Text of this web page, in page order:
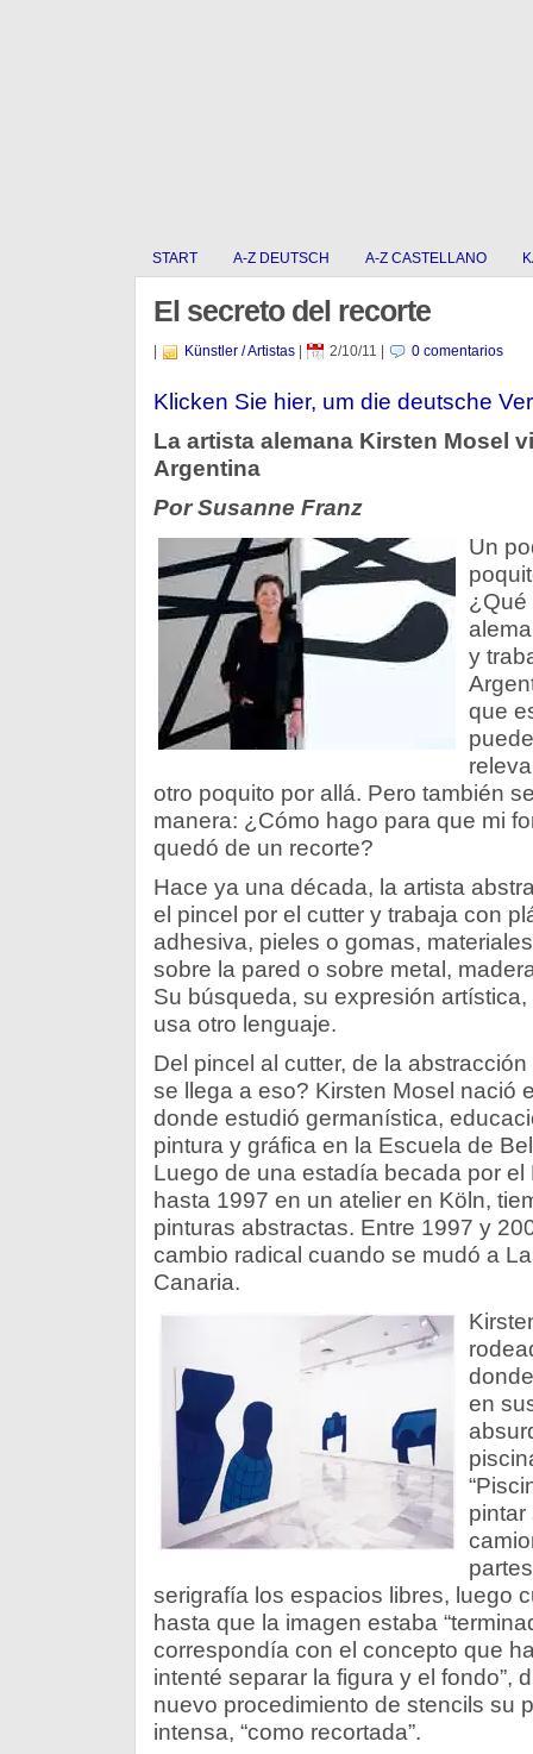
START A-Z DEUTSCH A-Z CASTELLANO
El secreto del recorte
Künstler / Artistas| 2/10/11 0 comentarios
Klicken Sie hier, um die deutsche
La artista alemana Kirsten Mosel
Argentina
Por Susanne Franz
Un
¿Qué
y
que
otro poquito por allá. Pero también
manera: ¿Cómo hago para que mi
quedó de un recorte?
Hace ya una década, la artista
el pincel por el cutter y trabaja con
adhesiva, pieles o gomas,
sobre la pared o sobre metal,
Su búsqueda, su expresión
usa otro lenguaje.
Del pincel al cutter, de la
se llega a eso? Kirsten Mosel nació
donde estudió germanística,
pintura y gráfica en la Escuela de
Luego de una estadía becada por el
hasta 1997 en un atelier en Köln,
pinturas abstractas. Entre 1997 y
cambio radical cuando se mudó a
Canaria.
en
pintar
serigrafía los espacios libres, luego
hasta que la imagen estaba
correspondía con el concepto que
intenté separar la figura y el fondo”,
nuevo procedimiento de stencils su
intensa, “como recortada”.